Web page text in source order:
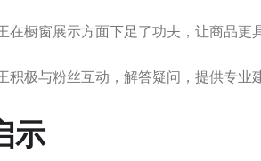
在橱窗展示方面下足了功夫，让商品更
积极与粉丝互动，解答疑问，提供专业
示